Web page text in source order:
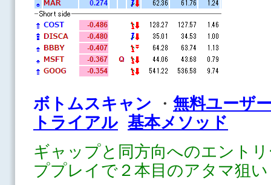
ボ トムスキャン ・ 無料ユーザ
トライアル 基本メソッド
ギャップと同方向へのエン
ププレイで２本目のアタマ狙い